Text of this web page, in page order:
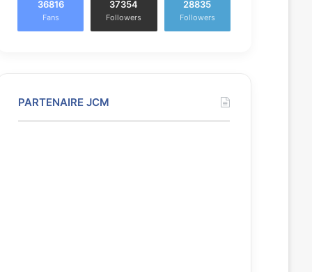
36816
Fans
37354
Followers
28835
Followers
PARTENAIRE JCM